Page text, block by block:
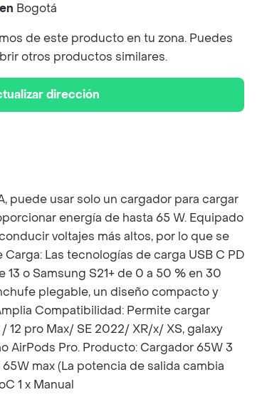
Bogotá
de este producto en tu zona. Puedes
otros productos similares.
dirección
puede usar solo un cargador para cargar
energía de hasta 65 W. Equipado
voltajes más altos, por lo que se
Las tecnologías de carga USB C PD
o Samsung S21+ de 0 a 50 % en 30
plegable, un diseño compacto y
Compatibilidad: Permite cargar
12 pro Max/ SE 2022/ XR/x/ XS, galaxy
AirPods Pro. Producto: Cargador 65W 3
max (La potencia de salida cambia
1 x Manual